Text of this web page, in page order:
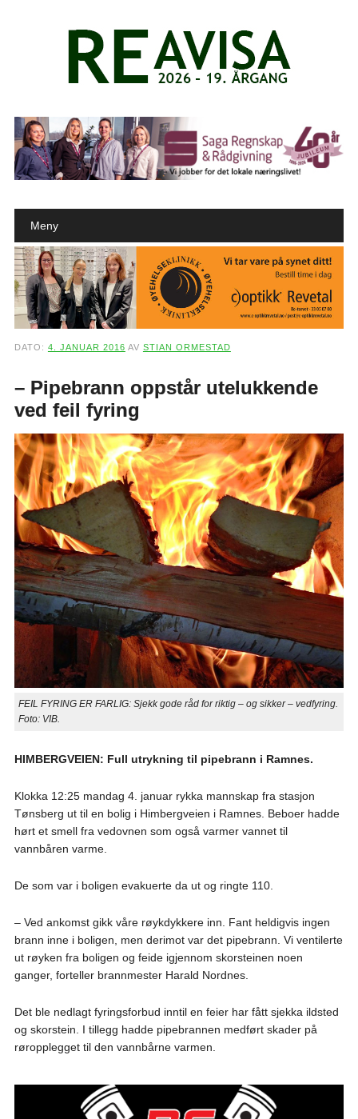
Main menu
Meny
DATO: 4. JANUAR 2016 AV STIAN ORMESTAD
– Pipebrann oppstår utelukkende
ved feil fyring
FEIL FYRING ER FARLIG: Sjekk gode råd for riktig – og sikker – vedfyring.
Foto: VIB.
HIMBERGVEIEN: Full utrykning til pipebrann i Ramnes.
Klokka 12:25 mandag 4. januar rykka mannskap fra stasjon
Tønsberg ut til en bolig i Himbergveien i Ramnes. Beboer hadde
hørt et smell fra vedovnen som også varmer vannet til
vannbåren varme.
De som var i boligen evakuerte da ut og ringte 110.
– Ved ankomst gikk våre røykdykkere inn. Fant heldigvis ingen
brann inne i boligen, men derimot var det pipebrann. Vi ventilerte
ut røyken fra boligen og feide igjennom skorsteinen noen
ganger, forteller brannmester Harald Nordnes.
Det ble nedlagt fyringsforbud inntil en feier har fått sjekka ildsted
og skorstein. I tillegg hadde pipebrannen medført skader på
røropplegget til den vannbårne varmen.